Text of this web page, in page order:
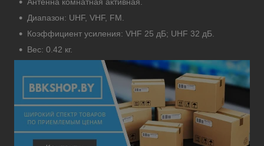
Диапазон: UHF, VHF, FM.
Коэффициент усиления: VHF 25 дБ; UHF 32 дБ.
Вес: 0.42 кг.